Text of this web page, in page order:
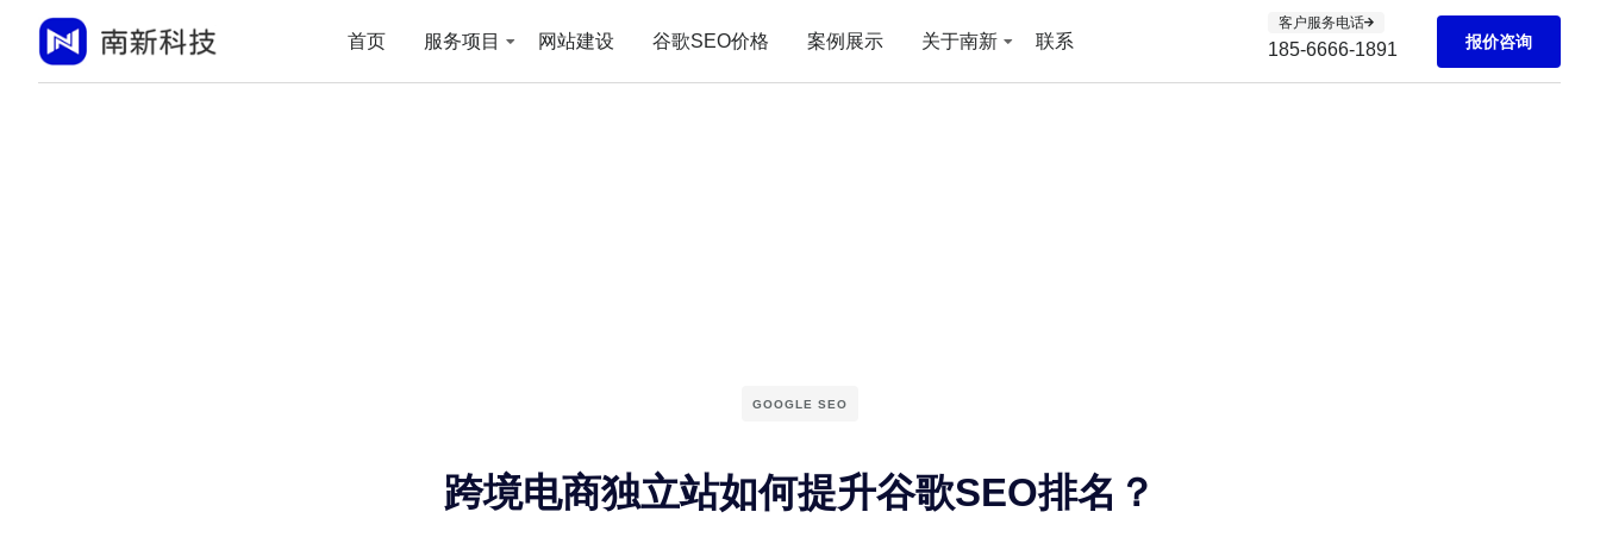
首页 服务项目 网站建设 谷歌SEO价格 案例展示 关于南新 联系
客户服务电话
185-6666-1891 报价咨询
GOOGLE SEO
跨境电商独立站如何提升谷歌SEO排名？